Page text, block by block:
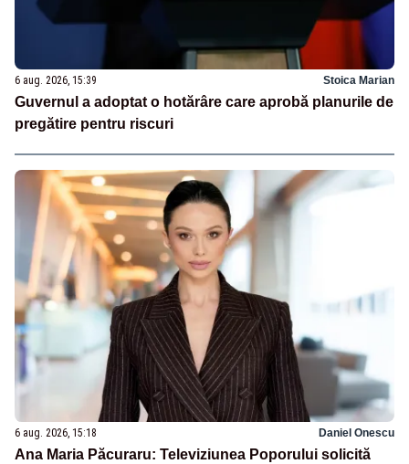
6 aug. 2026, 15:39 Stoica Marian
Guvernul a adoptat o hotărâre care aprobă planurile de
pregătire pentru riscuri
6 aug. 2026, 15:18 Daniel Onescu
Ana Maria Păcuraru: Televiziunea Poporului solicită